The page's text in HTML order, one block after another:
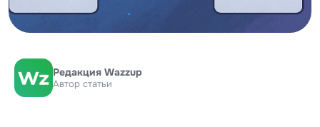
Редакция Wazzup
Автор статьи